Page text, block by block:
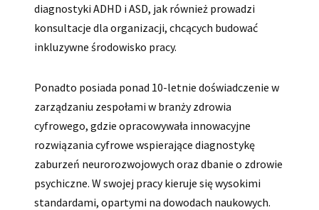
diagnostyki ADHD i ASD, jak również prowadzi
konsultacje dla organizacji, chcących budować
inkluzywne środowisko pracy.
Ponadto posiada ponad 10-letnie doświadczenie w
zarządzaniu zespołami w branży zdrowia
cyfrowego, gdzie opracowywała innowacyjne
rozwiązania cyfrowe wspierające diagnostykę
zaburzeń neurorozwojowych oraz dbanie o zdrowie
psychiczne. W swojej pracy kieruje się wysokimi
standardami, opartymi na dowodach naukowych.